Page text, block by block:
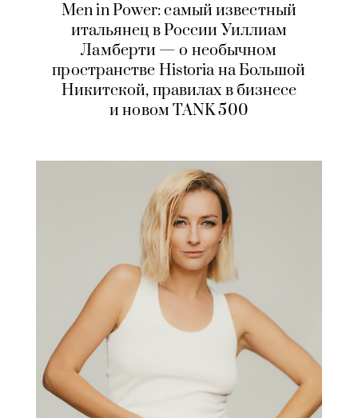
Men in Power: самый известный
итальянец в России Уиллиам
Ламберти — о необычном
пространстве Historia на Большой
Никитской, правилах в бизнесе
и новом TANK 500